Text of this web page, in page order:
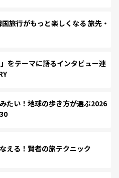
旅行がもっと楽しくなる 旅先・
をテーマに語るインタビュー連
たい！地球の歩き方が選ぶ2026
える！賢者の旅テクニック